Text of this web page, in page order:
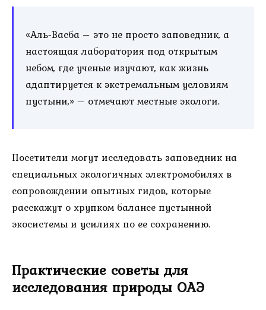
«Аль-Васба – это не просто заповедник, а
настоящая лаборатория под открытым
небом, где ученые изучают, как жизнь
адаптируется к экстремальным условиям
пустыни,» – отмечают местные экологи.
Посетители могут исследовать заповедник на
специальных экологичных электромобилях в
сопровождении опытных гидов, которые
расскажут о хрупком балансе пустынной
экосистемы и усилиях по ее сохранению.
Практические советы для
исследования природы ОАЭ